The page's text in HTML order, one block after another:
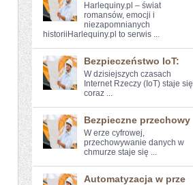
Harlequiny.pl – świat
romansów, emocji i
niezapomnianych
historiiHarlequiny.pl to serwis ...
Bezpieczeństwo IoT:
W dzisiejszych ​czasach
Internet Rzeczy (IoT) ⁤staje się
⁤coraz ...
Bezpieczne przechowy
W erze cyfrowej,⁢
przechowywanie‍ danych w
chmurze staje się ...
Automatyzacja w prze